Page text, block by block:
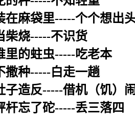
在麻袋里-----个个想出
柴烧-----不识货
里的蛀虫-----吃老本
撒种-----白走一趟
子造反-----借机（饥）
杆忘了砣-----丢三落四